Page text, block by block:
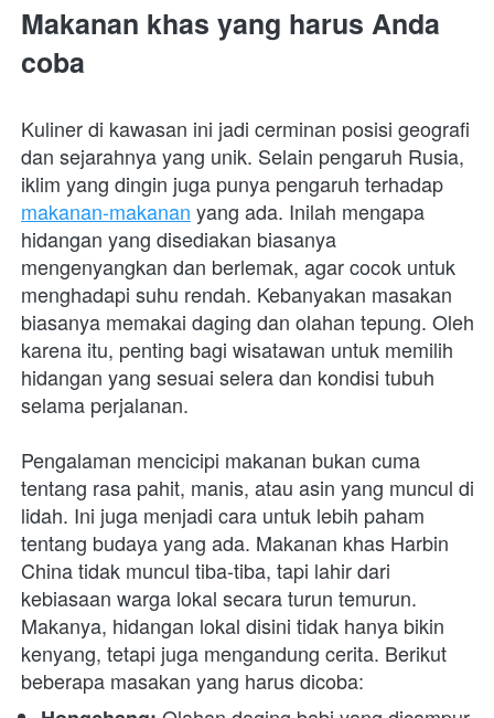
Makanan khas yang harus Anda
coba
Kuliner di kawasan ini jadi cerminan posisi geografi
dan sejarahnya yang unik. Selain pengaruh Rusia,
makanan-makanan yang ada. Inilah mengapa
hidangan yang disediakan biasanya
mengenyangkan dan berlemak, agar cocok untuk
menghadapi suhu rendah. Kebanyakan masakan
biasanya memakai daging dan olahan tepung. Oleh
karena itu, penting bagi wisatawan untuk memilih
hidangan yang sesuai selera dan kondisi tubuh
selama perjalanan.
Pengalaman mencicipi makanan bukan cuma
tentang rasa pahit, manis, atau asin yang muncul di
lidah. Ini juga menjadi cara untuk lebih paham
tentang budaya yang ada. Makanan khas Harbin
China tidak muncul tiba-tiba, tapi lahir dari
kebiasaan warga lokal secara turun temurun.
Makanya, hidangan lokal disini tidak hanya bikin
kenyang, tetapi juga mengandung cerita. Berikut
beberapa masakan yang harus dicoba: